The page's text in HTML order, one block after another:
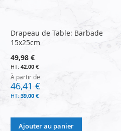
Drapeau de Table: Barbade
15x25cm
49,98 €
42,00 €
À partir de
46,41 €
39,00 €
Ajouter au panier